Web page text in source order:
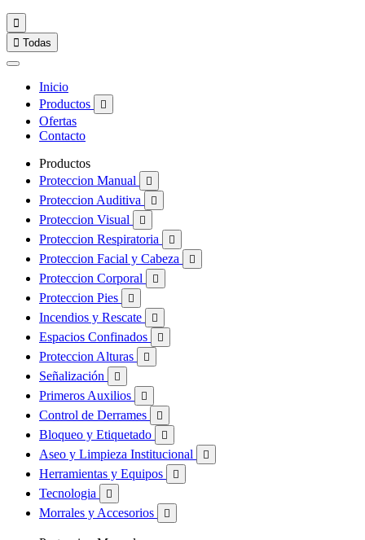

 Todas
Inicio
Productos

Ofertas
Contacto
Productos
Proteccion Manual

Proteccion Auditiva 
Proteccion Visual 
Proteccion Respiratoria 
Proteccion Facial y Cabeza 
Proteccion Corporal 
Proteccion Pies 
Incendios y Rescate 
Espacios Confinados 
Proteccion Alturas 
Señalización 
Primeros Auxilios 
Control de Derrames 
Bloqueo y Etiquetado 
Aseo y Limpieza Institucional 
Herramientas y Equipos 
Tecnologia 
Morrales y Accesorios 